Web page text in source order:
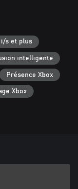
disponibles
i/s et plus
intelligente
Présence Xbox
Xbox